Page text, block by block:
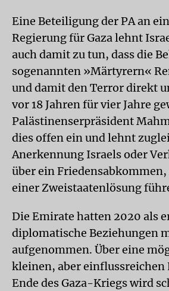
Eine Beteiligung der PA an
Regierung für Gaza lehnt
auch damit zu tun, dass die
sogenannten »Märtyrern«
und damit den Terror direkt
vor 18 Jahren für vier Jahre
Palästinenserpräsident
dies offen ein und lehnt
Anerkennung Israels oder
über ein Friedensabkommen,
einer Zweistaatenlösung
Die Emirate hatten 2020 als
diplomatische Beziehungen
aufgenommen. Über eine
kleinen, aber einflussreichen
Ende des Gaza-Kriegs wird